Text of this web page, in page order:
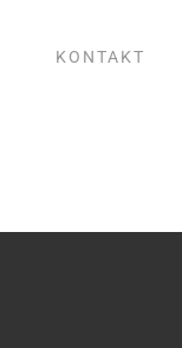
KONTAKT